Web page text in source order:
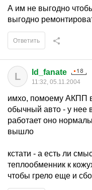
А им не выгодно
выгодно
Ответить
L ld_fanate
11:32, 05.11.2004
имхо, помоему АКПП
обычный авто - у нее
работает оно
вышло
кстати - а есть ли
теплообменник к
чтобы грело еще и